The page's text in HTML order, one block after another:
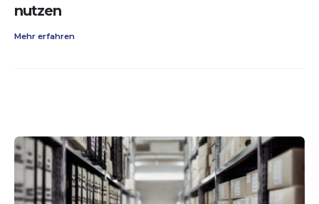
nutzen
Mehr erfahren